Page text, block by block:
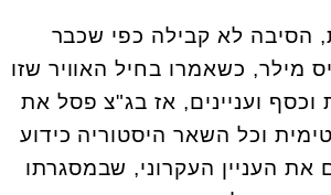
הסיבה לא קבילה כפי שכבר
מילר, כשאמרו בחיל האוויר שזו
וכסף ועניינים, אז בג"צ פסל את
וכל השאר היסטוריה כידוע
את העניין העקרוני, שבמסגרתו